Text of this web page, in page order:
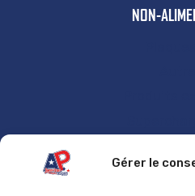
Gérer le
NON-